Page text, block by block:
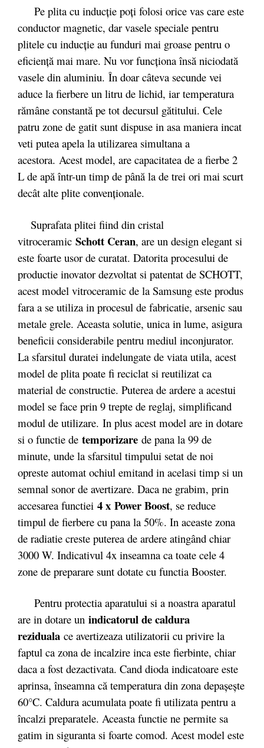
Pe plita cu inducție poți folosi orice vas care este
conductor magnetic, dar vasele speciale pentru
plitele cu inducție au funduri mai groase pentru o
eficiență mai mare. Nu vor funcționa însă niciodată
vasele din aluminiu. În doar câteva secunde vei
aduce la fierbere un litru de lichid, iar temperatura
rămâne constantă pe tot decursul gătitului. Cele
patru zone de gatit sunt dispuse in asa maniera incat
veti putea apela la utilizarea simultana a
acestora. Acest model, are capacitatea de a fierbe 2
L de apă într-un timp de până la de trei ori mai scurt
decât alte plite convenționale.
Suprafata plitei fiind din cristal
vitroceramic Schott Ceran, are un design elegant si
este foarte usor de curatat. Datorita procesului de
productie inovator dezvoltat si patentat de SCHOTT,
acest model vitroceramic de la Samsung este produs
fara a se utiliza in procesul de fabricatie, arsenic sau
metale grele. Aceasta solutie, unica in lume, asigura
beneficii considerabile pentru mediul inconjurator.
La sfarsitul duratei indelungate de viata utila, acest
model de plita poate fi reciclat si reutilizat ca
material de constructie. Puterea de ardere a acestui
model se face prin 9 trepte de reglaj, simplificand
modul de utilizare. In plus acest model are in dotare
si o functie de temporizare de pana la 99 de
minute, unde la sfarsitul timpului setat de noi
opreste automat ochiul emitand in acelasi timp si un
semnal sonor de avertizare. Daca ne grabim, prin
accesarea functiei 4 x Power Boost, se reduce
timpul de fierbere cu pana la 50%. In aceaste zona
de radiatie creste puterea de ardere atingând chiar
3000 W. Indicativul 4x inseamna ca toate cele 4
zone de preparare sunt dotate cu functia Booster.
Pentru protectia aparatului si a noastra aparatul
are in dotare un indicatorul de caldura
reziduala ce avertizeaza utilizatorii cu privire la
faptul ca zona de incalzire inca este fierbinte, chiar
daca a fost dezactivata. Cand dioda indicatoare este
aprinsa, înseamna că temperatura din zona depaşeşte
60°C. Caldura acumulata poate fi utilizata pentru a
încalzi preparatele. Aceasta functie ne permite sa
gatim in siguranta si foarte comod. Acest model este